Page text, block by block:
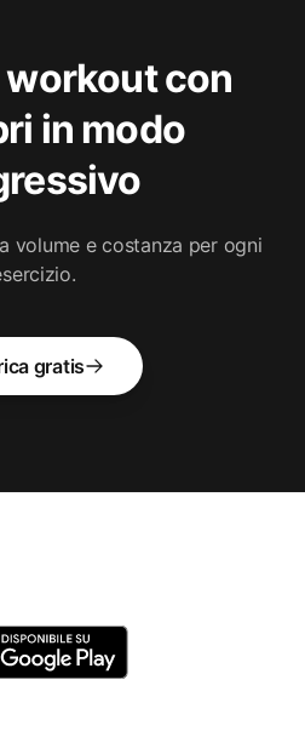
con
in modo
volume e costanza per ogni
gratis